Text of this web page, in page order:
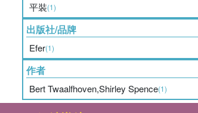
平裝(1)
出版社/品牌
Efer(1)
作者
Bert Twaalfhoven,Shirley Spence(1)